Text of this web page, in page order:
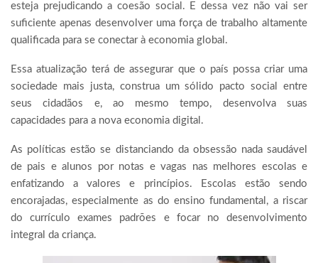
esteja prejudicando a coesão social. E dessa vez não vai ser
suficiente apenas desenvolver uma força de trabalho altamente
qualificada para se conectar à economia global.
Essa atualização terá de assegurar que o país possa criar uma
sociedade mais justa, construa um sólido pacto social entre
seus cidadãos e, ao mesmo tempo, desenvolva suas
capacidades para a nova economia digital.
As políticas estão se distanciando da obsessão nada saudável
de pais e alunos por notas e vagas nas melhores escolas e
enfatizando a valores e princípios. Escolas estão sendo
encorajadas, especialmente as do ensino fundamental, a riscar
do currículo exames padrões e focar no desenvolvimento
integral da criança.